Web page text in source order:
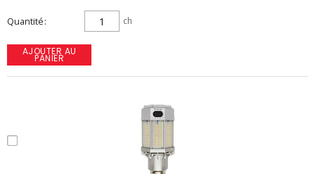
Quantité ch
AJOUTER AU
PANIER